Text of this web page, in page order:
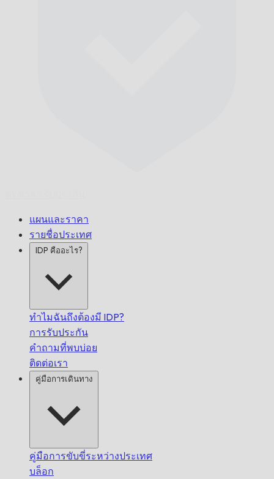
แผนและราคา
รายชื่อประเทศ
IDP คืออะไร?
ทำไมฉันถึงต้องมี IDP?
การรับประกัน
คำถามที่พบบ่อย
ติดต่อเรา
คู่มือการเดินทาง
คู่มือการขับขี่ระหว่างประเทศ
บล็อก